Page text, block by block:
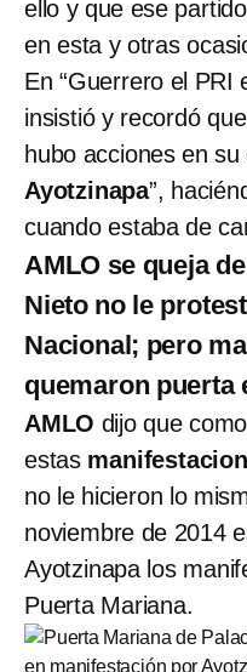
ello y que ese
en esta y otras
En “Guerrero el PRI
insistió y recordó
hubo acciones en
Ayotzinapa”,
cuando estaba de
AMLO se queja
Nieto no le
Nacional; pero
quemaron puerta
AMLO dijo que
estas
no le hicieron lo
noviembre de 2014
Ayotzinapa los
Puerta Mariana.